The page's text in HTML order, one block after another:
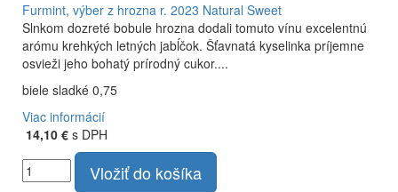
Furmint, výber z hrozna r. 2023 Natural Sweet
Slnkom dozreté bobule hrozna dodali tomuto vínu excelentnú
arómu krehkých letných jabĺčok. Šťavnatá kyselinka príjemne
osvieži jeho bohatý prírodný cukor....
biele sladké 0,75
Viac informácií
14,10 € s DPH
Vložiť do košíka